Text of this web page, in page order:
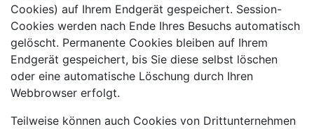
Cookies) auf Ihrem Endgerät gespeichert. Session-
Cookies werden nach Ende Ihres Besuchs automatisch
gelöscht. Permanente Cookies bleiben auf Ihrem
Endgerät gespeichert, bis Sie diese selbst löschen
oder eine automatische Löschung durch Ihren
Webbrowser erfolgt.
Teilweise können auch Cookies von Drittunternehmen